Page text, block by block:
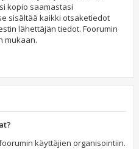
kopio saamastasi
sisältää kaikki otsaketiedot
lähettäjän tiedot. Foorumin
mukaan.
käyttäjien organisointiin.